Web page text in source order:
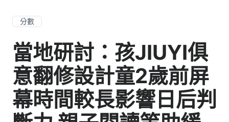
分數
當地研討：孩JIUYI俱
意翻修設計童2歲前屏
幕時間較長影響日后判